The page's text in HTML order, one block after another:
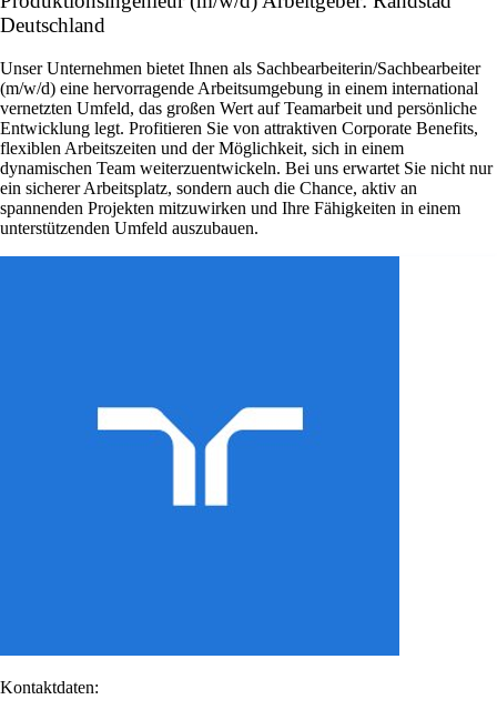
Deutschland
Unser Unternehmen bietet Ihnen als Sachbearbeiterin/Sachbearbeiter
(m/w/d) eine hervorragende Arbeitsumgebung in einem international
vernetzten Umfeld, das großen Wert auf Teamarbeit und persönliche
Entwicklung legt. Profitieren Sie von attraktiven Corporate Benefits,
flexiblen Arbeitszeiten und der Möglichkeit, sich in einem
dynamischen Team weiterzuentwickeln. Bei uns erwartet Sie nicht nur
ein sicherer Arbeitsplatz, sondern auch die Chance, aktiv an
spannenden Projekten mitzuwirken und Ihre Fähigkeiten in einem
unterstützenden Umfeld auszubauen.
Kontaktdaten: